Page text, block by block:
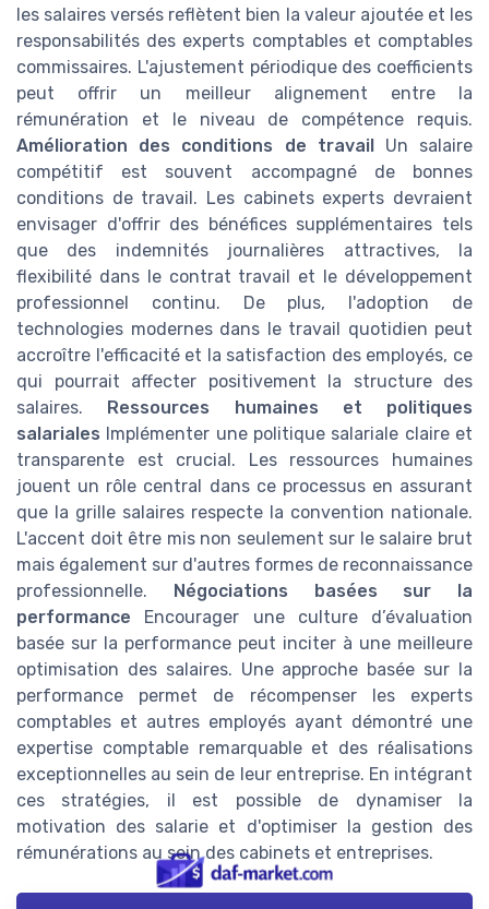
les salaires versés reflètent bien la valeur ajoutée et les
responsabilités des experts comptables et comptables
commissaires. L'ajustement périodique des coefficients
peut offrir un meilleur alignement entre la
rémunération et le niveau de compétence requis.
Amélioration des conditions de travailUn salaire
compétitif est souvent accompagné de bonnes
conditions de travail. Les cabinets experts devraient
envisager d'offrir des bénéfices supplémentaires tels
que des indemnités journalières attractives, la
flexibilité dans le contrat travail et le développement
professionnel continu. De plus, l'adoption de
technologies modernes dans le travail quotidien peut
accroître l'efficacité et la satisfaction des employés, ce
qui pourrait affecter positivement la structure des
salaires. Ressources humaines et politiques
salariales Implémenter une politique salariale claire et
transparente est crucial. Les ressources humaines
jouent un rôle central dans ce processus en assurant
que la grille salaires respecte la convention nationale.
L'accent doit être mis non seulement sur le salaire brut
mais également sur d'autres formes de reconnaissance
professionnelle. Négociations basées sur la
performance Encourager une culture d’évaluation
basée sur la performance peut inciter à une meilleure
optimisation des salaires. Une approche basée sur la
performance permet de récompenser les experts
comptables et autres employés ayant démontré une
expertise comptable remarquable et des réalisations
exceptionnelles au sein de leur entreprise. En intégrant
ces stratégies, il est possible de dynamiser la
motivation des salarie et d'optimiser la gestion des
rémunérations au sein des cabinets et entreprises.